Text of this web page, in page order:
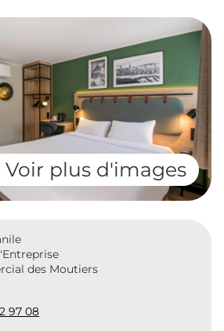
Voir plus d'images
des Moutiers
97 08